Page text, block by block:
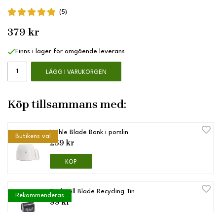
(5)
379 kr
Finns i lager för omgående leverans
LÄGG I VARUKORGEN
Köp tillsammans med:
Butikens val
Mühle Blade Bank i porslin
259 kr
KÖP
Rekommenderas
Rockwell Blade Recycling Tin
99 kr